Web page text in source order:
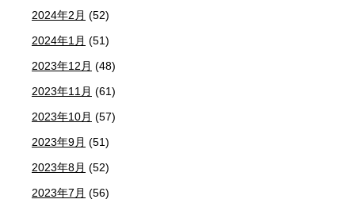
2024年2月 (52)
2024年1月 (51)
2023年12月 (48)
2023年11月 (61)
2023年10月 (57)
2023年9月 (51)
2023年8月 (52)
2023年7月 (56)